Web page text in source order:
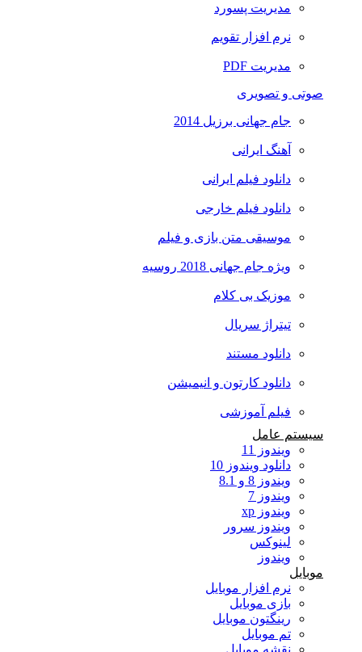
مدیریت پسورد
نرم افزار تقویم
مدیریت PDF
صوتی و تصویری
جام جهانی برزیل 2014
آهنگ ایرانی
دانلود فیلم ایرانی
دانلود فیلم خارجی
موسیقی متن بازی و فیلم
ویژه جام جهانی 2018 روسیه
موزیک بی کلام
تیتراژ سریال
دانلود مستند
دانلود کارتون و انیمیشن
فیلم آموزشی
سیستم عامل
ویندوز 11
دانلود ویندوز 10
ویندوز 8 و 8.1
ویندوز 7
ویندوز xp
ویندوز سرور
لینوکس
ویندوز
موبایل
نرم افزار موبایل
بازی موبایل
رینگتون موبایل
تم موبایل
نقشه موبایل